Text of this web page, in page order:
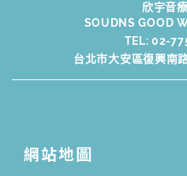
欣宇音
SOUDNS GOOD
TEL:02-
台北市大安區復興南
網站地圖